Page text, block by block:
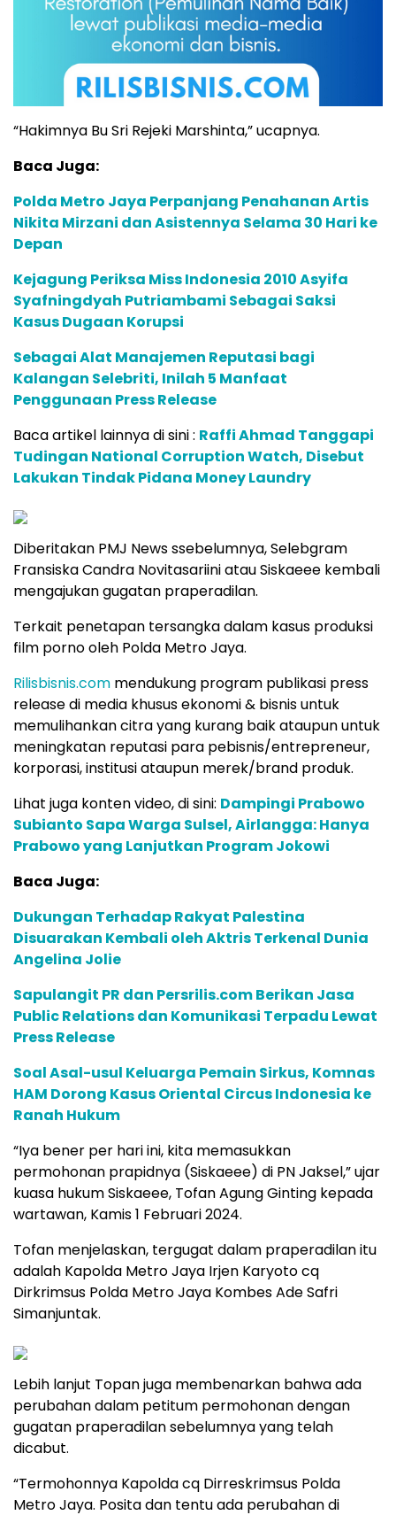
“Hakimnya Bu Sri Rejeki Marshinta,” ucapnya.
Baca Juga:
Polda Metro Jaya Perpanjang Penahanan Artis
Nikita Mirzani dan Asistennya Selama 30 Hari ke
Depan
Kejagung Periksa Miss Indonesia 2010 Asyifa
Syafningdyah Putriambami Sebagai Saksi
Kasus Dugaan Korupsi
Sebagai Alat Manajemen Reputasi bagi
Kalangan Selebriti, Inilah 5 Manfaat
Penggunaan Press Release
Baca artikel lainnya di sini : Raffi Ahmad Tanggapi
Tudingan National Corruption Watch, Disebut
Lakukan Tindak Pidana Money Laundry
Diberitakan PMJ News ssebelumnya, Selebgram
Fransiska Candra Novitasariini atau Siskaeee kembali
mengajukan gugatan praperadilan.
Terkait penetapan tersangka dalam kasus produksi
film porno oleh Polda Metro Jaya.
Rilisbisnis.com mendukung program publikasi press
release di media khusus ekonomi & bisnis untuk
memulihankan citra yang kurang baik ataupun untuk
meningkatan reputasi para pebisnis/entrepreneur,
korporasi, institusi ataupun merek/brand produk.
Lihat juga konten video, di sini: Dampingi Prabowo
Subianto Sapa Warga Sulsel, Airlangga: Hanya
Prabowo yang Lanjutkan Program Jokowi
Baca Juga:
Dukungan Terhadap Rakyat Palestina
Disuarakan Kembali oleh Aktris Terkenal Dunia
Angelina Jolie
Sapulangit PR dan Persrilis.com Berikan Jasa
Public Relations dan Komunikasi Terpadu Lewat
Press Release
Soal Asal-usul Keluarga Pemain Sirkus, Komnas
HAM Dorong Kasus Oriental Circus Indonesia ke
Ranah Hukum
“Iya bener per hari ini, kita memasukkan
permohonan prapidnya (Siskaeee) di PN Jaksel,” ujar
kuasa hukum Siskaeee, Tofan Agung Ginting kepada
wartawan, Kamis 1 Februari 2024.
Tofan menjelaskan, tergugat dalam praperadilan itu
adalah Kapolda Metro Jaya Irjen Karyoto cq
Dirkrimsus Polda Metro Jaya Kombes Ade Safri
Simanjuntak.
Lebih lanjut Topan juga membenarkan bahwa ada
perubahan dalam petitum permohonan dengan
gugatan praperadilan sebelumnya yang telah
dicabut.
“Termohonnya Kapolda cq Dirreskrimsus Polda
Metro Jaya. Posita dan tentu ada perubahan di